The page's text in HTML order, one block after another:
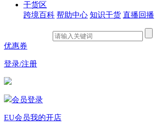
干货区
跨境百科 帮助中心 知识干货 直播回播
优惠券
登录/注册
会员登录
EU会员我的开店